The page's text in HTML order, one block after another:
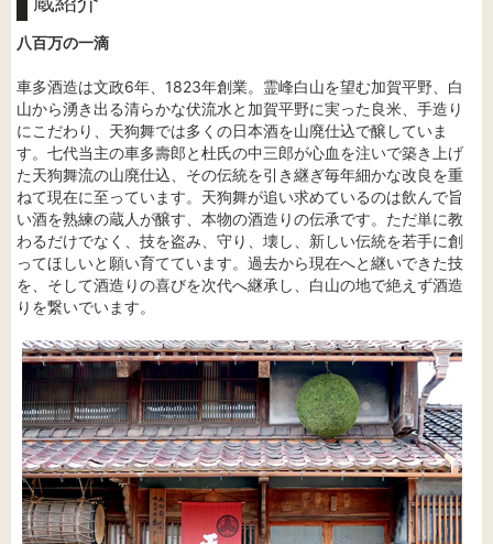
八百万の一滴
車多酒造は文政6年、1823年創業。霊峰白山を望む加賀平野、白
山から湧き出る清らかな伏流水と加賀平野に実った良米、手造り
にこだわり、天狗舞では多くの日本酒を山廃仕込で醸していま
す。七代当主の車多壽郎と杜氏の中三郎が心血を注いで築き上げ
た天狗舞流の山廃仕込、その伝統を引き継ぎ毎年細かな改良を重
ねて現在に至っています。天狗舞が追い求めているのは飲んで旨
い酒を熟練の蔵人が醸す、本物の酒造りの伝承です。ただ単に教
わるだけでなく、技を盗み、守り、壊し、新しい伝統を若手に創
ってほしいと願い育てています。過去から現在へと継いできた技
を、そして酒造りの喜びを次代へ継承し、白山の地で絶えず酒造
りを繋いでいます。